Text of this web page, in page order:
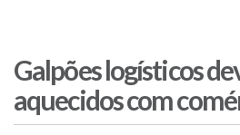
Galpões logísticos
aquecidos com